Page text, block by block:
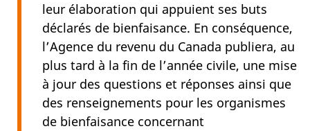
leur élaboration qui appuient ses buts
déclarés de bienfaisance. En conséquence,
l’Agence du revenu du Canada publiera, au
plus tard à la fin de l’année civile, une mise
à jour des questions et réponses ainsi que
des renseignements pour les organismes
de bienfaisance concernant